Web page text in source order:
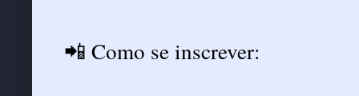
📲 Como se inscrever: